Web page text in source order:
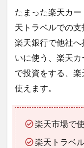
たまった楽天カ
天トラベルでの支
楽天銀行で他社
いに使う、楽天
で投資をする、
使えます。
楽天市場で
楽天トラベ